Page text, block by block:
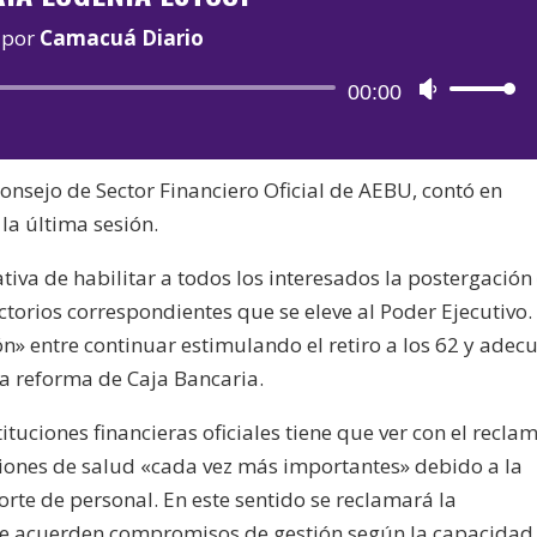
por Camacuá Diario
Reproductor
audio
00:00
Utiliza
teclas
de
para
aumentar
o
el
volumen.
de Sector Financiero Oficial de AEBU, contó en
última sesión.
de habilitar a todos los interesados la postergación
correspondientes que se eleve al Poder Ejecutivo.
entre continuar estimulando el retiro a los 62 y
reforma de Caja Bancaria.
financieras oficiales tiene que ver con el
de salud «cada vez más importantes» debido a la
de personal. En este sentido se reclamará la